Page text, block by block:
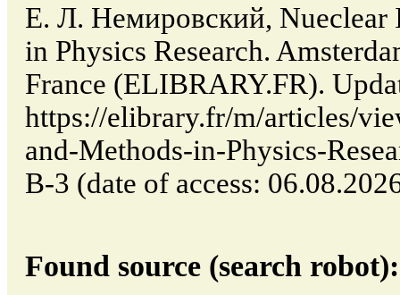
Е. Л. Немировский, Nueclear
in Physics Research.
France (ELIBRARY.FR).
https://elibrary.fr/m/articles/
and-Methods-in-Physics-
B-3 (date of access:
Found source (search robot):